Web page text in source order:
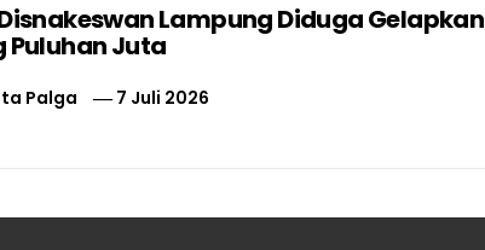
Lampung Diduga Gelapkan
Puluhan Juta
Palga 7 Juli 2026